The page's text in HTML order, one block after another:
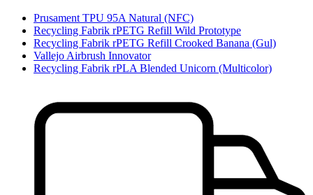
Prusament TPU 95A Natural (NFC)
Recycling Fabrik rPETG Refill Wild Prototype
Recycling Fabrik rPETG Refill Crooked Banana (Gul)
Vallejo Airbrush Innovator
Recycling Fabrik rPLA Blended Unicorn (Multicolor)